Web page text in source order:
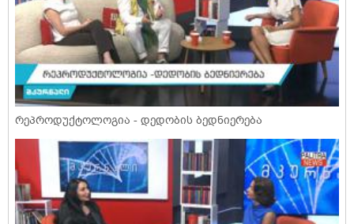
რეპროდუქტოლოგია - დედობის ბედნიერება